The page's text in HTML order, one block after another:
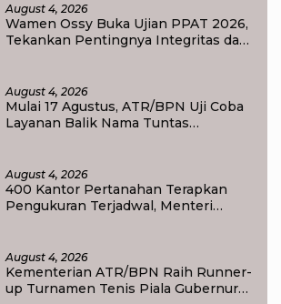
August 4, 2026
Wamen Ossy Buka Ujian PPAT 2026,
Tekankan Pentingnya Integritas dan
August 4, 2026
Mulai 17 Agustus, ATR/BPN Uji Coba
Layanan Balik Nama Tuntas
August 4, 2026
400 Kantor Pertanahan Terapkan
Pengukuran Terjadwal, Menteri
August 4, 2026
Kementerian ATR/BPN Raih Runner-
up Turnamen Tenis Piala Gubernur